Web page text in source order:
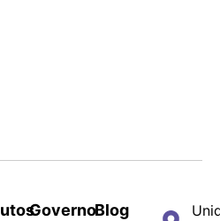
GovernoBlog